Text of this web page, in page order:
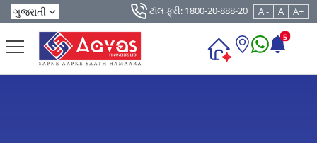
ટૉલ ફ્રી: 1800-20-888-20 A - A A+
5